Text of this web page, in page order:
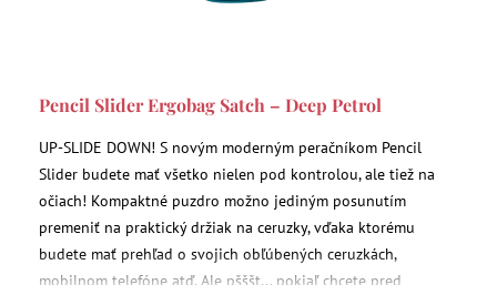
Pencil Slider Ergobag Satch – Deep Petrol
UP-SLIDE DOWN! S novým moderným peračníkom Pencil
Slider budete mať všetko nielen pod kontrolou, ale tiež na
očiach! Kompaktné puzdro možno jediným posunutím
premeniť na praktický držiak na ceruzky, vďaka ktorému
budete mať prehľad o svojich obľúbených ceruzkách,
mobilnom telefóne atď. Ale pšššt... pokiaľ chcete pred